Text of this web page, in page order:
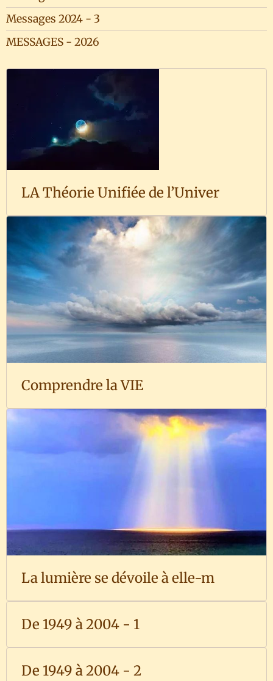
Messages 2024 - 3
MESSAGES - 2026
LA Théorie Unifiée de l’Univer
Comprendre la VIE
La lumière se dévoile à elle-m
De 1949 à 2004 - 1
De 1949 à 2004 - 2